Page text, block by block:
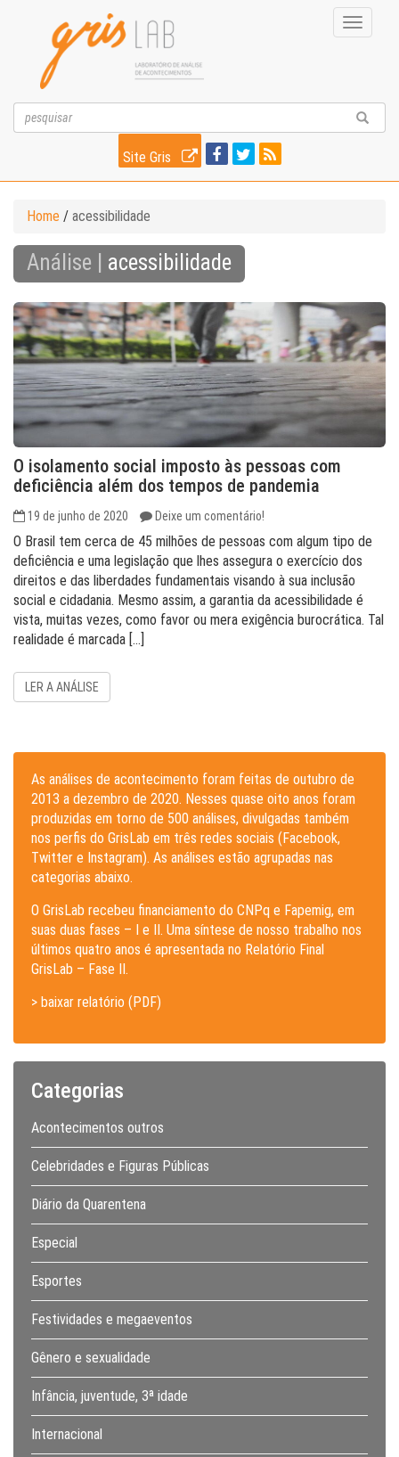
Toggle
Site Gris
Home / acessibilidade
Análise | acessibilidade
O isolamento social imposto às pessoas com
deficiência além dos tempos de pandemia
19 de junho de 2020 Deixe um comentário!
O Brasil tem cerca de 45 milhões de pessoas com algum tipo de
deficiência e uma legislação que lhes assegura o exercício dos
direitos e das liberdades fundamentais visando à sua inclusão
social e cidadania. Mesmo assim, a garantia da acessibilidade é
vista, muitas vezes, como favor ou mera exigência burocrática. Tal
realidade é marcada […]
LER A ANÁLISE
As análises de acontecimento foram feitas de outubro de
2013 a dezembro de 2020. Nesses quase oito anos foram
produzidas em torno de 500 análises, divulgadas também
nos perfis do GrisLab em três redes sociais (Facebook,
Twitter e Instagram). As análises estão agrupadas nas
categorias abaixo.
O GrisLab recebeu financiamento do CNPq e Fapemig, em
suas duas fases – I e II. Uma síntese de nosso trabalho nos
últimos quatro anos é apresentada no Relatório Final
GrisLab – Fase II.
> baixar relatório (PDF)
Categorias
Acontecimentos outros
Celebridades e Figuras Públicas
Diário da Quarentena
Especial
Esportes
Festividades e megaeventos
Gênero e sexualidade
Infância, juventude, 3ª idade
Internacional